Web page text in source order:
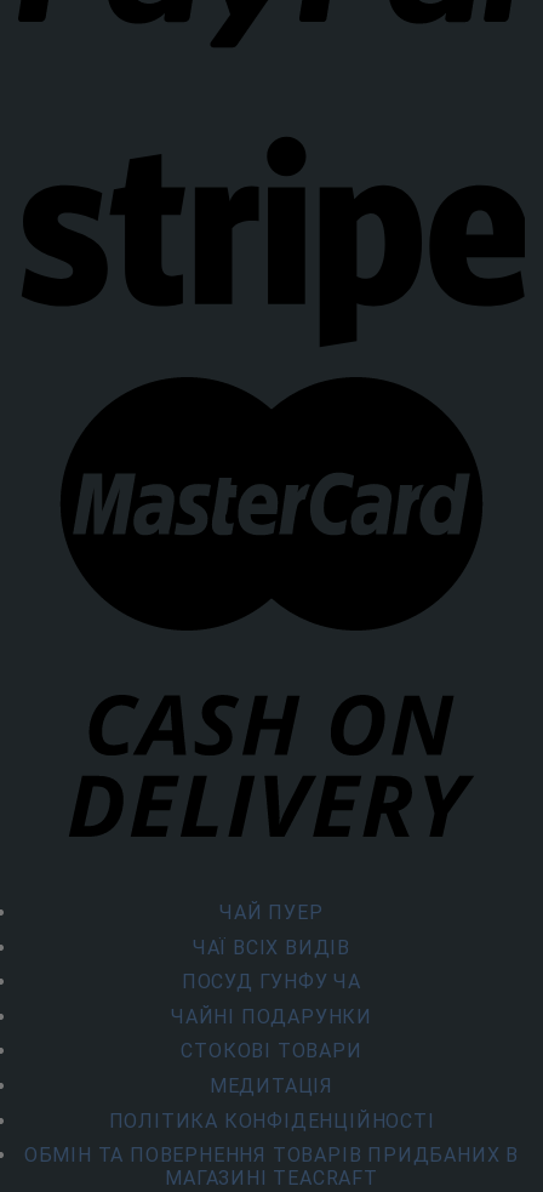
ЧАЙ ПУЕР
ЧАЇ ВСІХ ВИДІВ
ПОСУД ГУНФУ ЧА
ЧАЙНІ ПОДАРУНКИ
СТОКОВІ ТОВАРИ
МЕДИТАЦІЯ
ПОЛІТИКА КОНФІДЕНЦІЙНОСТІ
ОБМІН ТА ПОВЕРНЕННЯ ТОВАРІВ ПРИДБАНИХ В
МАГАЗИНІ TEACRAFT